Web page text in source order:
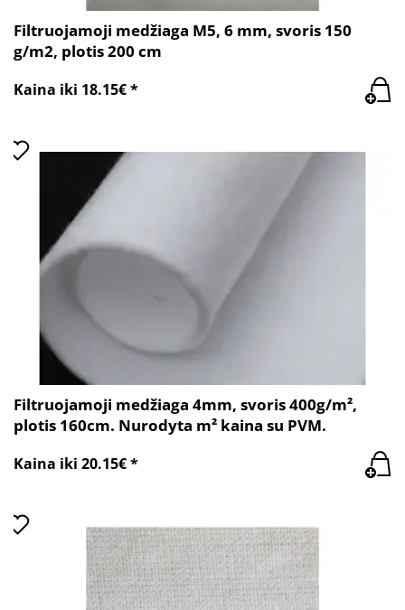
Filtruojamoji medžiaga M5, 6 mm, svoris 150
g/m2, plotis 200 cm
Kaina iki 18.15€ *
Filtruojamoji medžiaga 4mm, svoris 400g/m²,
plotis 160cm. Nurodyta m² kaina su PVM.
Kaina iki 20.15€ *